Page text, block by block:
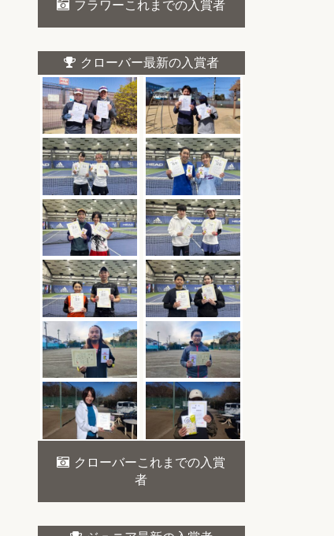
フラワーこれまでの入賞者
クローバー最新の入賞者
クローバーこれまでの入賞
者